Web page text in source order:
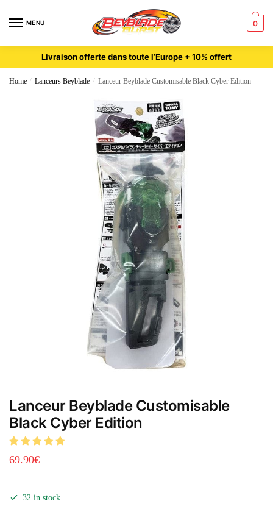
MENU 0
Livraison offerte dans toute l’Europe + 10% offert
Home / Lanceurs Beyblade / Lanceur Beyblade Customisable Black Cyber Edition
Lanceur Beyblade Customisable
Black Cyber Edition
69.90€
32 in stock